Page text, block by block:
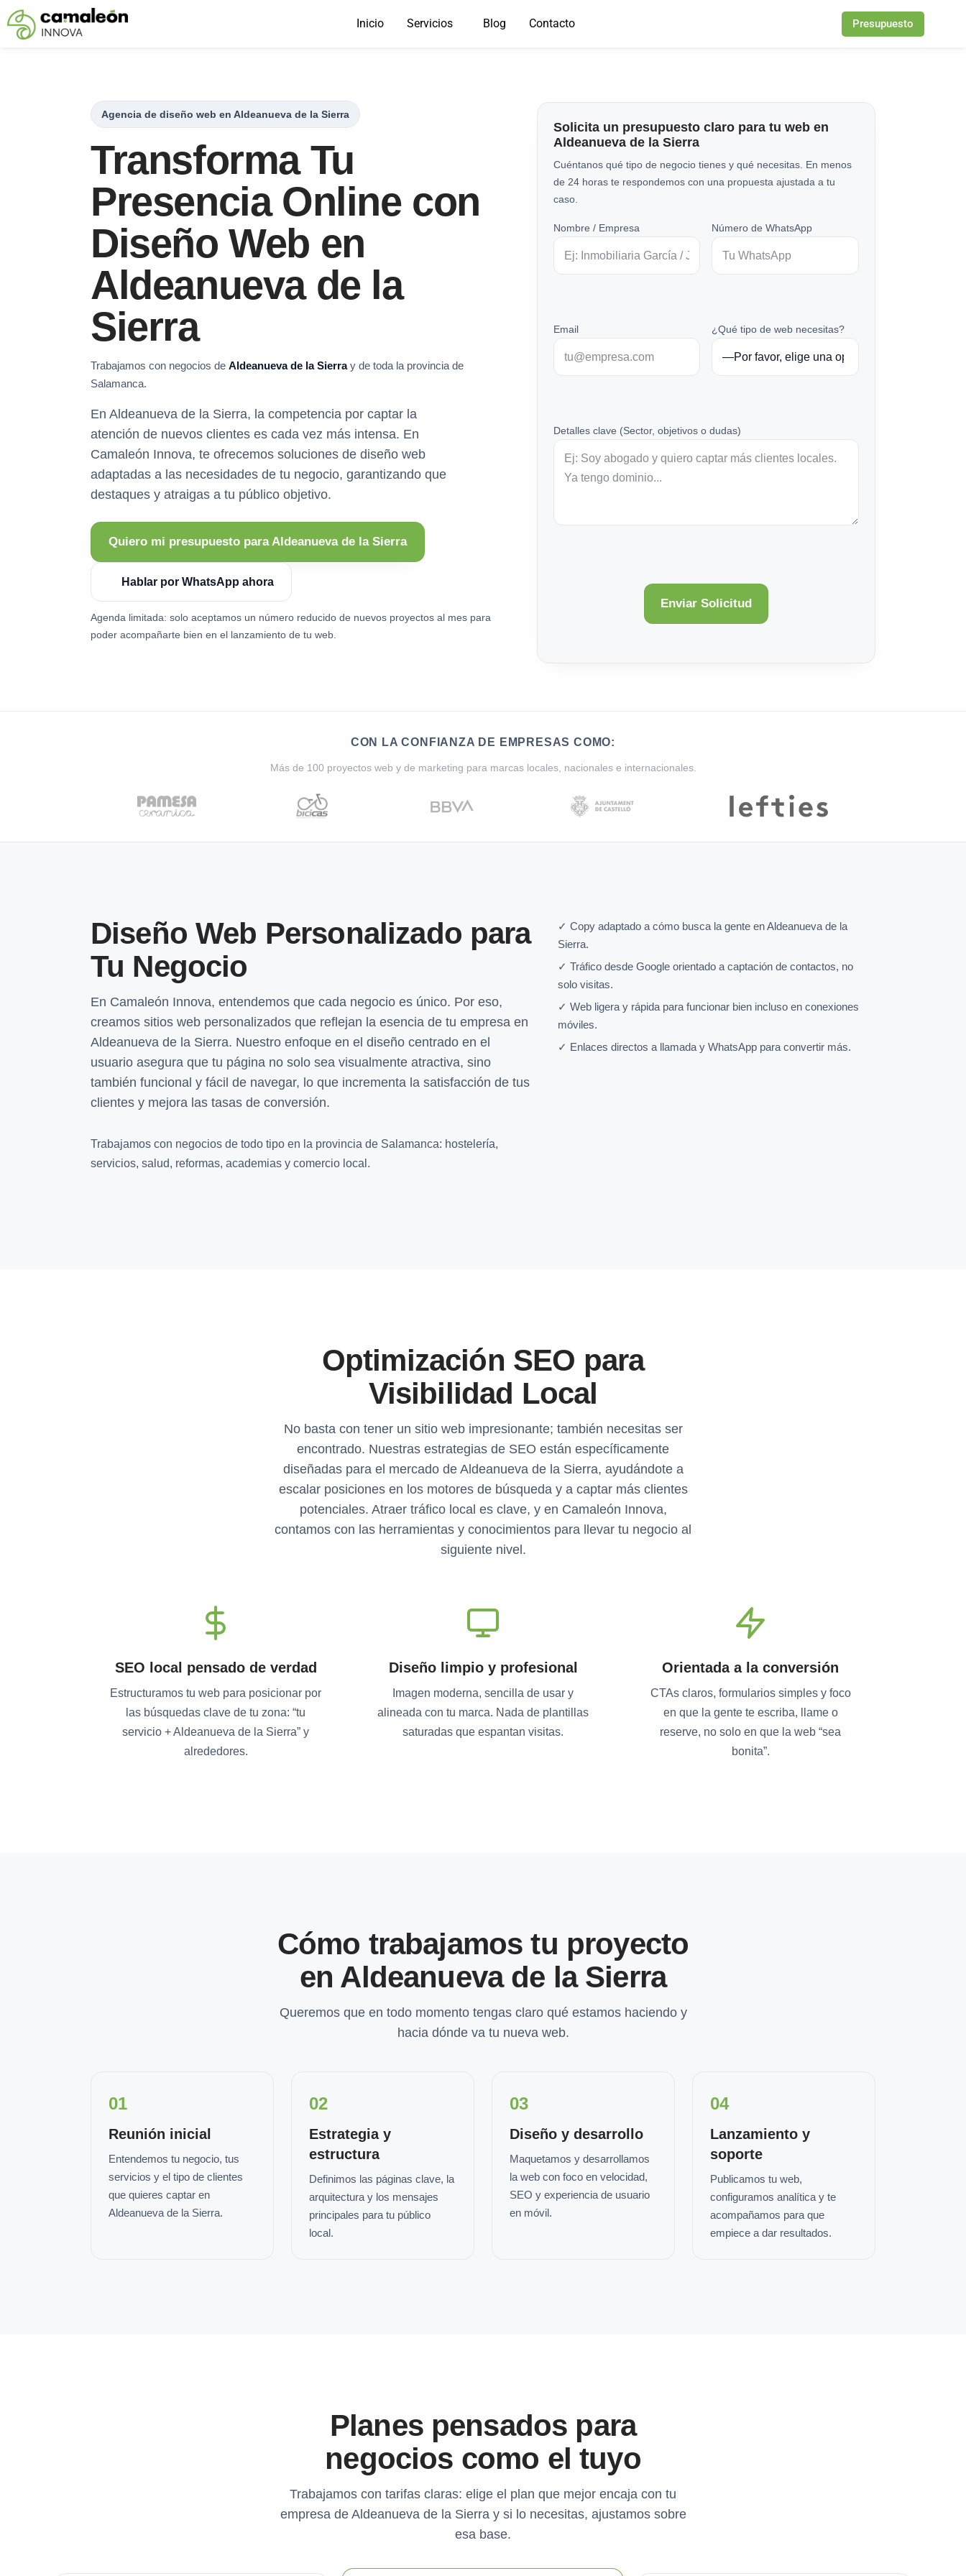
Saltar
Inicio Servicios Blog Contacto Presupuesto
Agencia de diseño web en Aldeanueva de la Sierra
Transforma Tu
Presencia Online con
Diseño Web en
Aldeanueva de la
Sierra
Trabajamos con negocios de Aldeanueva de la Sierray de toda la provincia de
Salamanca.
En Aldeanueva de la Sierra, la competencia por captar la
atención de nuevos clientes es cada vez más intensa. En
Camaleón Innova, te ofrecemos soluciones de diseño web
adaptadas a las necesidades de tu negocio, garantizando que
destaques y atraigas a tu público objetivo.
Quiero mi presupuesto para Aldeanueva de la Sierra
Hablar por WhatsApp ahora
Agenda limitada: solo aceptamos un número reducido de nuevos proyectos al mes para
poder acompañarte bien en el lanzamiento de tu web.
Solicita un presupuesto claro para tu web en
Aldeanueva de la Sierra
Cuéntanos qué tipo de negocio tienes y qué necesitas. En menos
de 24 horas te respondemos con una propuesta ajustada a tu
caso.
Nombre / Empresa Número de WhatsApp
Email ¿Qué tipo de web necesitas?
Detalles clave (Sector, objetivos o dudas)
CON LA CONFIANZA DE EMPRESAS COMO:
Más de 100 proyectos web y de marketing para marcas locales, nacionales e internacionales.
Diseño Web Personalizado para
Tu Negocio
En Camaleón Innova, entendemos que cada negocio es único. Por eso,
creamos sitios web personalizados que reflejan la esencia de tu empresa en
Aldeanueva de la Sierra. Nuestro enfoque en el diseño centrado en el
usuario asegura que tu página no solo sea visualmente atractiva, sino
también funcional y fácil de navegar, lo que incrementa la satisfacción de tus
clientes y mejora las tasas de conversión.
Trabajamos con negocios de todo tipo en la provincia de Salamanca: hostelería,
servicios, salud, reformas, academias y comercio local.
✓ Copy adaptado a cómo busca la gente en Aldeanueva de la
Sierra.
✓ Tráfico desde Google orientado a captación de contactos, no
solo visitas.
✓ Web ligera y rápida para funcionar bien incluso en conexiones
móviles.
✓ Enlaces directos a llamada y WhatsApp para convertir más.
Optimización SEO para
Visibilidad Local
No basta con tener un sitio web impresionante; también necesitas ser
encontrado. Nuestras estrategias de SEO están específicamente
diseñadas para el mercado de Aldeanueva de la Sierra, ayudándote a
escalar posiciones en los motores de búsqueda y a captar más clientes
potenciales. Atraer tráfico local es clave, y en Camaleón Innova,
contamos con las herramientas y conocimientos para llevar tu negocio al
siguiente nivel.
SEO local pensado de verdad
Estructuramos tu web para posicionar por
las búsquedas clave de tu zona: “tu
servicio + Aldeanueva de la Sierra” y
alrededores.
Diseño limpio y profesional
Imagen moderna, sencilla de usar y
alineada con tu marca. Nada de plantillas
saturadas que espantan visitas.
Orientada a la conversión
CTAs claros, formularios simples y foco
en que la gente te escriba, llame o
reserve, no solo en que la web “sea
bonita”.
Cómo trabajamos tu proyecto
en Aldeanueva de la Sierra
Queremos que en todo momento tengas claro qué estamos haciendo y
hacia dónde va tu nueva web.
01
Reunión inicial
Entendemos tu negocio, tus
servicios y el tipo de clientes
que quieres captar en
Aldeanueva de la Sierra.
02
Estrategia y
estructura
Definimos las páginas clave, la
arquitectura y los mensajes
principales para tu público
local.
03
Diseño y desarrollo
Maquetamos y desarrollamos
la web con foco en velocidad,
SEO y experiencia de usuario
en móvil.
04
Lanzamiento y
soporte
Publicamos tu web,
configuramos analítica y te
acompañamos para que
empiece a dar resultados.
Planes pensados para
negocios como el tuyo
Trabajamos con tarifas claras: elige el plan que mejor encaja con tu
empresa de Aldeanueva de la Sierra y si lo necesitas, ajustamos sobre
esa base.